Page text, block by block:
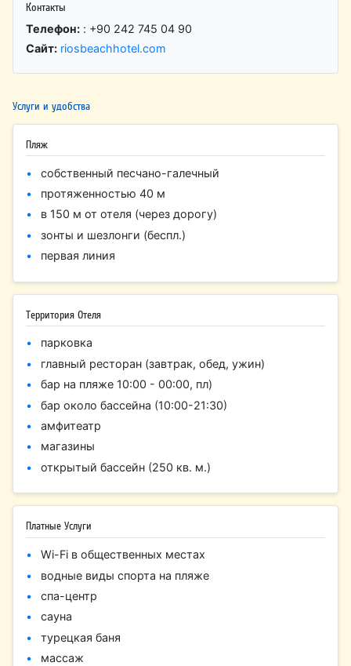
Контакты
Телефон: : +90 242 745 04 90
Сайт: riosbeachhotel.com
Услуги и удобства
Пляж
собственный песчано-галечный
протяженностью 40 м
в 150 м от отеля (через дорогу)
зонты и шезлонги (беспл.)
первая линия
Территория Отеля
парковка
главный ресторан (завтрак, обед, ужин)
бар на пляже 10:00 - 00:00, пл)
бар около бассейна (10:00-21:30)
амфитеатр
магазины
открытый бассейн (250 кв. м.)
Платные Услуги
Wi-Fi в общественных местах
водные виды спорта на пляже
спа-центр
сауна
турецкая баня
массаж